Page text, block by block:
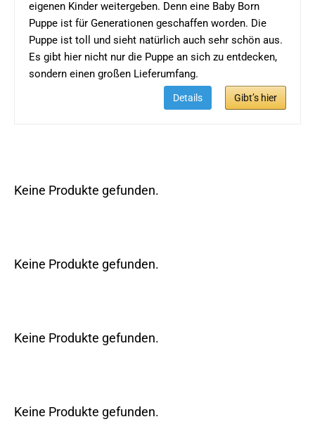
eigenen Kinder weitergeben. Denn eine Baby Born
Puppe ist für Generationen geschaffen worden. Die
Puppe ist toll und sieht natürlich auch sehr schön aus.
Es gibt hier nicht nur die Puppe an sich zu entdecken,
sondern einen großen Lieferumfang.
Details Gibt’s hier
Keine Produkte gefunden.
Keine Produkte gefunden.
Keine Produkte gefunden.
Keine Produkte gefunden.